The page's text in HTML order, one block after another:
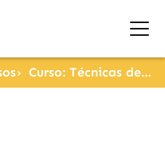
Curso: Técnicas de E-mail Marketing